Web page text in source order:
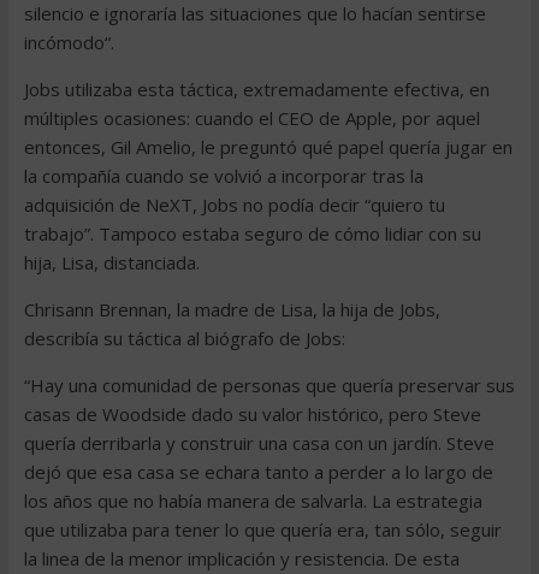
silencio e ignoraría las situaciones que lo hacían sentirse
incómodo“.
Jobs utilizaba esta táctica, extremadamente efectiva, en
múltiples ocasiones: cuando el CEO de Apple, por aquel
entonces, Gil Amelio, le preguntó qué papel quería jugar en
la compañía cuando se volvió a incorporar tras la
adquisición de NeXT, Jobs no podía decir “quiero tu
trabajo”. Tampoco estaba seguro de cómo lidiar con su
hija, Lisa, distanciada.
Chrisann Brennan, la madre de Lisa, la hija de Jobs,
describía su táctica al biógrafo de Jobs:
“Hay una comunidad de personas que quería preservar sus
casas de Woodside dado su valor histórico, pero Steve
quería derribarla y construir una casa con un jardín. Steve
dejó que esa casa se echara tanto a perder a lo largo de
los años que no había manera de salvarla. La estrategia
que utilizaba para tener lo que quería era, tan sólo, seguir
la linea de la menor implicación y resistencia. De esta